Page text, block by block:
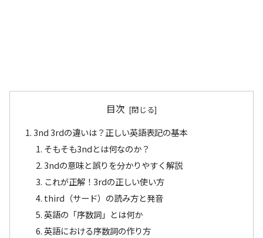
目次
3nd 3rdの違いは？正しい英語表記の基本
そもそも3ndとは何なのか？
3ndの意味と誤りを分かりやすく解説
これが正解！3rdの正しい使い方
third（サード）の読み方と発音
英語の「序数詞」とは何か
英語における序数詞の作り方